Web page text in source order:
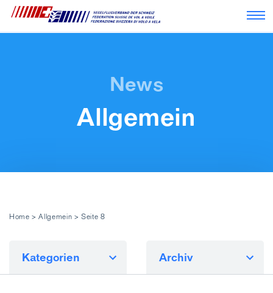
Allgemein
Home >Allgemein >Seite 8
Kategorien Archiv